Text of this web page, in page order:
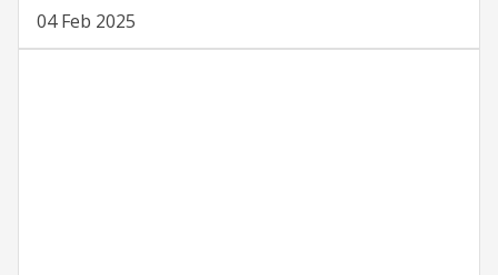
04 Feb 2025